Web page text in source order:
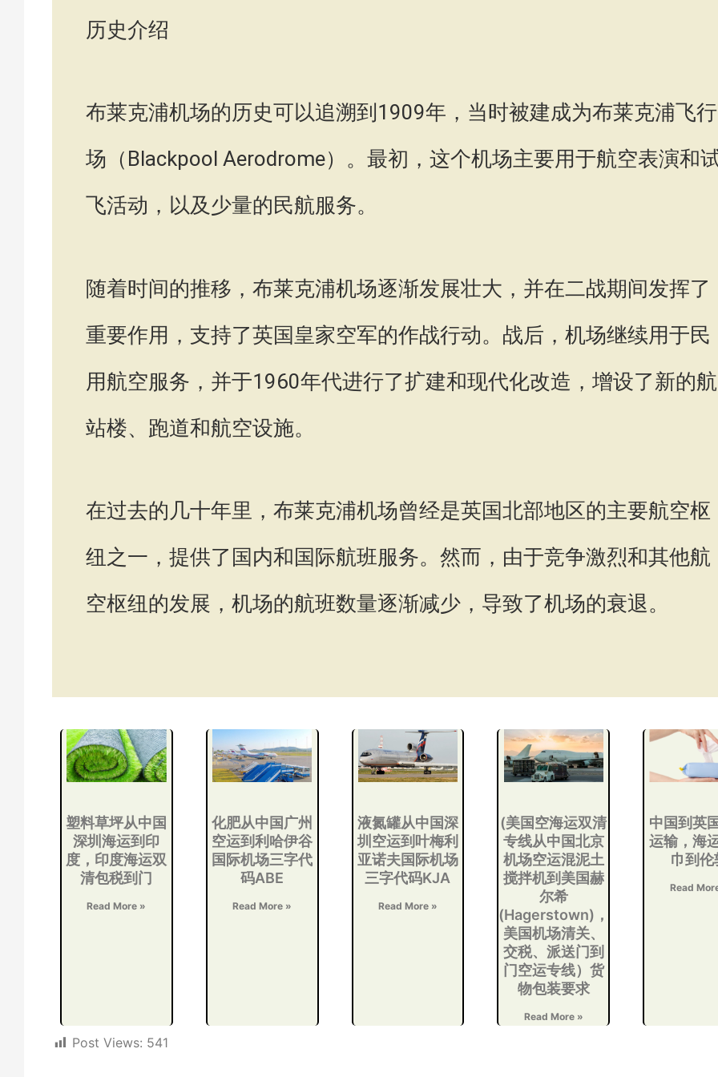
历史介绍
布莱克浦机场的历史可以追溯到1909年，当时被建成为布莱克浦飞行
场（Blackpool Aerodrome）。最初，这个机场主要用于航空表演和
飞活动，以及少量的民航服务。
随着时间的推移，布莱克浦机场逐渐发展壮大，并在二战期间发挥了
重要作用，支持了英国皇家空军的作战行动。战后，机场继续用于民
用航空服务，并于1960年代进行了扩建和现代化改造，增设了新的航
站楼、跑道和航空设施。
在过去的几十年里，布莱克浦机场曾经是英国北部地区的主要航空枢
纽之一，提供了国内和国际航班服务。然而，由于竞争激烈和其他航
空枢纽的发展，机场的航班数量逐渐减少，导致了机场的衰退。
塑料草坪从中国
深圳海运到印
度，印度海运双
清包税到门
Read More »
化肥从中国广州
空运到利哈伊谷
国际机场三字代
码ABE
Read More »
液氮罐从中国深
圳空运到叶梅利
亚诺夫国际机场
三字代码KJA
Read More »
(美国空海运双清
专线从中国北京
机场空运混泥土
搅拌机到美国赫
尔希
(Hagerstown)，
美国机场清关、
交税、派送门到
门空运专线）货
物包装要求
Read More »
中国到英
运输，海
巾到伦
Read
Post Views: 541